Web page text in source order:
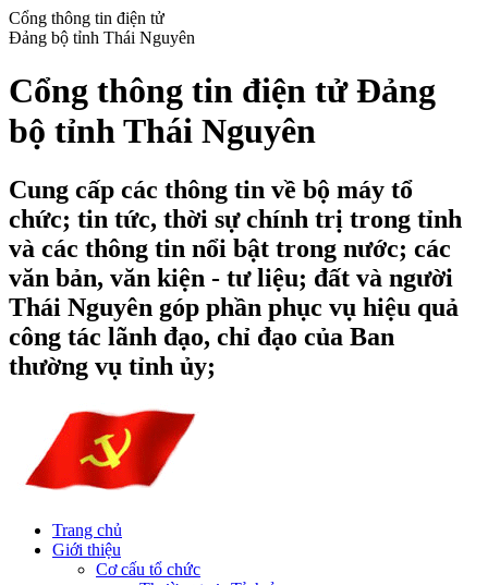
Cổng thông tin điện tử
Đảng bộ tỉnh Thái Nguyên
Cổng thông tin điện tử Đảng
bộ tỉnh Thái Nguyên
Cung cấp các thông tin về bộ máy tổ
chức; tin tức, thời sự chính trị trong tỉnh
và các thông tin nổi bật trong nước; các
văn bản, văn kiện - tư liệu; đất và người
Thái Nguyên góp phần phục vụ hiệu quả
công tác lãnh đạo, chỉ đạo của Ban
thường vụ tỉnh ủy;
Trang chủ
Giới thiệu
Cơ cấu tổ chức